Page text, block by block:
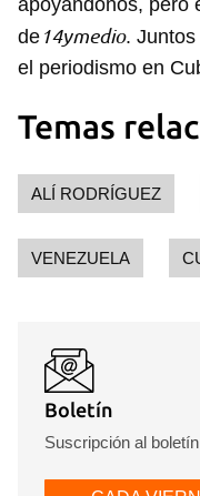
Guardar como
iniciar sesión con
apoyándonos, pero
de 14ymedio.
el periodismo en
Temas
ALÍ RODRÍGUEZ
VENEZUELA
Boletín
Suscripción al